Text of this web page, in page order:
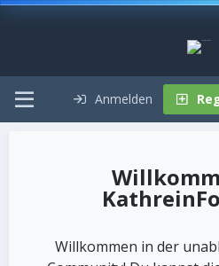
Anmelden
Willkommen in der